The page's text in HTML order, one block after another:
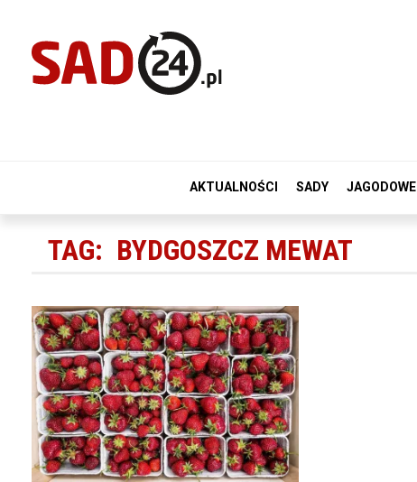
AKTUALNOŚCI SADY JAGODOWE
TAG: BYDGOSZCZ MEWAT